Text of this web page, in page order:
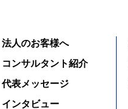
法人のお客様へ
コンサルタント紹介
代表メッセージ
インタビュー